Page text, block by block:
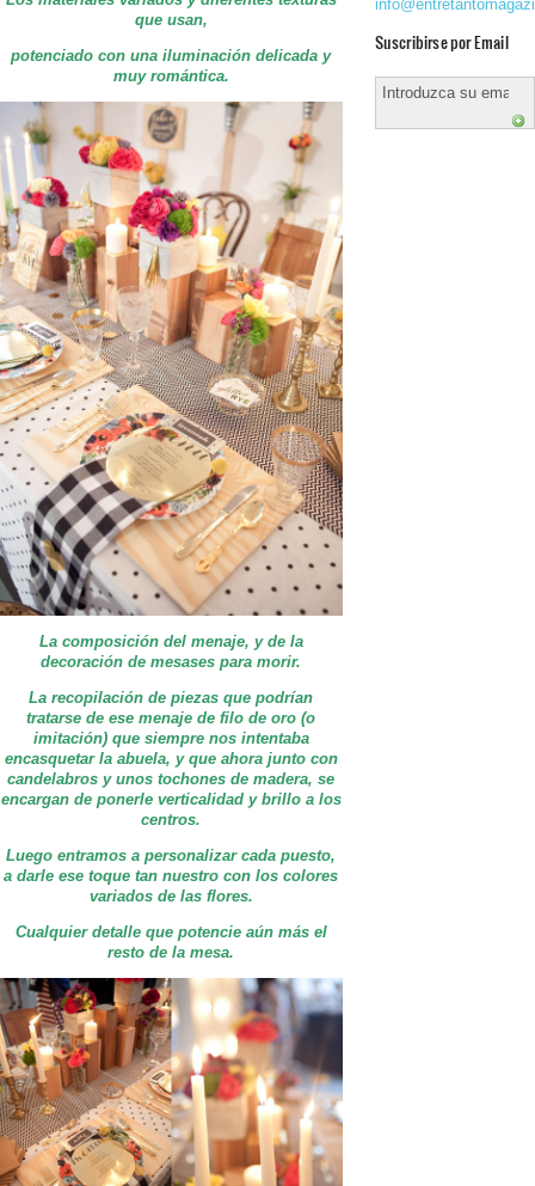
que usan,
potenciado con una iluminación delicada y
muy romántica.
La composición del menaje, y de la
decoración de mesases para morir.
La recopilación de piezas que podrían
tratarse de ese menaje de filo de oro (o
imitación) que siempre nos intentaba
encasquetar la abuela, y que ahora junto con
candelabros y unos tochones de madera, se
encargan de ponerle verticalidad y brillo a los
centros.
Luego entramos a personalizar cada puesto,
a darle ese toque tan nuestro con los colores
variados de las flores.
Cualquier detalle que potencie aún más el
resto de la mesa.
Suscribirse por Email